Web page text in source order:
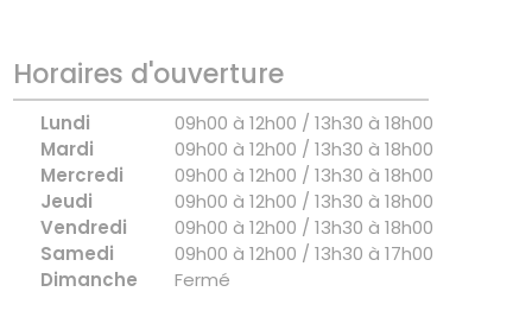
Horaires d'ouverture
Lundi
09h00 à 12h00 / 13h30 à 18h00
Mardi
09h00 à 12h00 / 13h30 à 18h00
Mercredi
09h00 à 12h00 / 13h30 à 18h00
Jeudi
09h00 à 12h00 / 13h30 à 18h00
Vendredi
09h00 à 12h00 / 13h30 à 18h00
Samedi
09h00 à 12h00 / 13h30 à 17h00
Dimanche
Fermé